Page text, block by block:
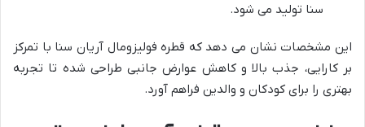
سنا تولید می شود.
این مشخصات نشان می دهد که قطره فولیزومال آریان سنا با تمرکز
بر کارایی، جذب بالا و کاهش عوارض جانبی طراحی شده تا تجربه
بهتری را برای کودکان و والدین فراهم آورد.